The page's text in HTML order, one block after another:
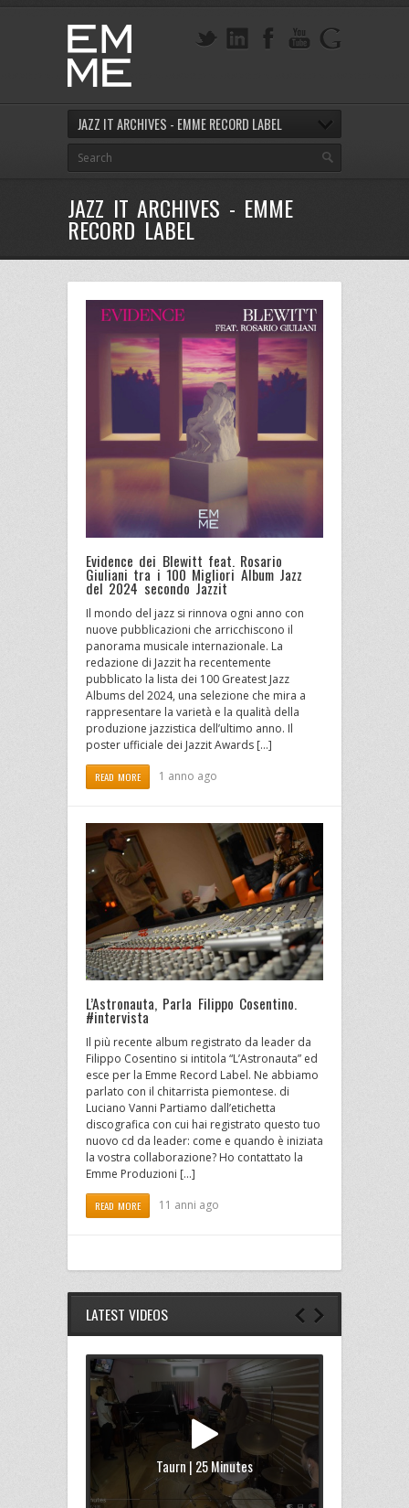
JAZZ IT ARCHIVES - EMME RECORD LABEL
JAZZ IT ARCHIVES - EMME
RECORD LABEL
Evidence dei Blewitt feat. Rosario
Giuliani tra i 100 Migliori Album Jazz
del 2024 secondo Jazzit
Il mondo del jazz si rinnova ogni anno con
nuove pubblicazioni che arricchiscono il
panorama musicale internazionale. La
redazione di Jazzit ha recentemente
pubblicato la lista dei 100 Greatest Jazz
Albums del 2024, una selezione che mira a
rappresentare la varietà e la qualità della
produzione jazzistica dell’ultimo anno. Il
poster ufficiale dei Jazzit Awards […]
READ MORE 1 anno ago
L’Astronauta, Parla Filippo Cosentino.
#intervista
Il più recente album registrato da leader da
Filippo Cosentino si intitola “L’Astronauta” ed
esce per la Emme Record Label. Ne abbiamo
parlato con il chitarrista piemontese. di
Luciano Vanni Partiamo dall’etichetta
discografica con cui hai registrato questo tuo
nuovo cd da leader: come e quando è iniziata
la vostra collaborazione? Ho contattato la
Emme Produzioni […]
READ MORE 11 anni ago
LATEST VIDEOS
Taurn | 25 Minutes